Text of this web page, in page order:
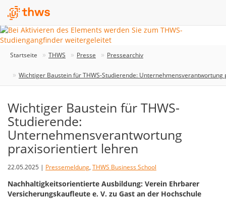
Startseite THWS Presse Pressearchiv
Wichtiger Baustein für THWS-Studierende:
Wichtiger Baustein für THWS-
Studierende:
Unternehmensverantwortung
praxisorientiert lehren
22.05.2025 | Pressemeldung, THWS Business School
Nachhaltigkeitsorientierte Ausbildung: Verein Ehrbarer
Versicherungskaufleute e. V. zu Gast an der Hochschule